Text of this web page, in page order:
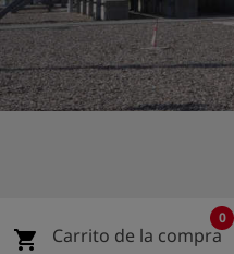
shield Registro
shopping_cart Carrito de la compra
0